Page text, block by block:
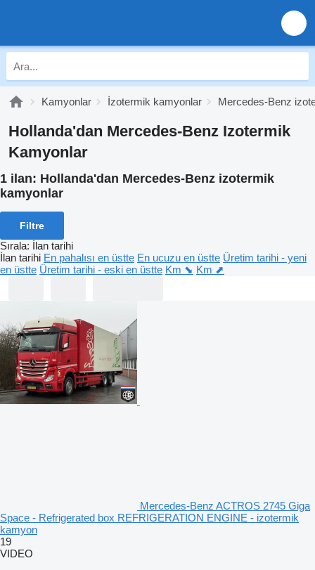
Kamyonlar İzotermik kamyonlar Mercedes-Benz
Hollanda'dan Mercedes-Benz Izotermik
Kamyonlar
1 ilan: Hollanda'dan Mercedes-Benz izotermik
kamyonlar
Filtre
Sırala: İlan tarihi
İlan tarihi En pahalısı en üstte En ucuzu en üstte Üretim tarihi - yeni
en üstte Üretim tarihi - eski en üstte Km ⬊ Km ⬈
Mercedes-Benz ACTROS 2745 Giga
Space - Refrigerated box REFRIGERATION ENGINE - izotermik
kamyon
19
VIDEO